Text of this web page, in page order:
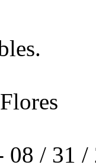
08 / 31 /